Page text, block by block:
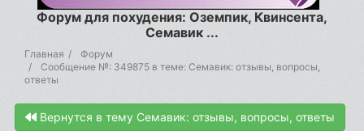
Форум для похудения: Оземпик, Квинсента,
Семавик ...
Главная
Форум
Сообщение №: 349875 в теме: Семавик: отзывы, вопросы,
ответы
Вернутся в тему Семавик: отзывы, вопросы, ответы